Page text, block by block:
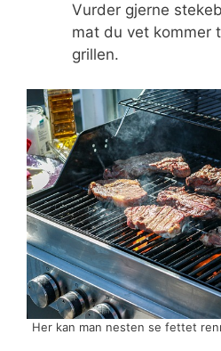
Vurder gjerne
mat du vet kommer
grillen.
Her kan man nesten se fettet